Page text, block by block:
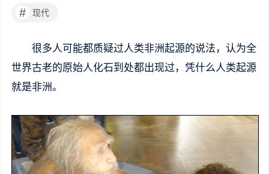
# 现代
很多人可能都质疑过人类非洲起源的说法，认为全
世界古老的原始人化石到处都出现过，凭什么人类起源
就是非洲。